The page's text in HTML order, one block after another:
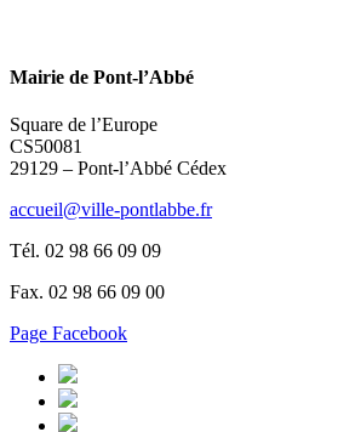
Mairie de Pont-l’Abbé
Square de l’Europe
CS50081
29129 – Pont-l’Abbé Cédex
accueil@ville-pontlabbe.fr
Tél. 02 98 66 09 09
Fax. 02 98 66 09 00
Page Facebook